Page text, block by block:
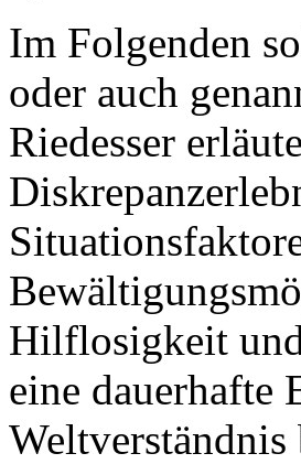
Im Folgenden
oder auch
Riedesser
Hilflosigkeit und
eine dauerhafte